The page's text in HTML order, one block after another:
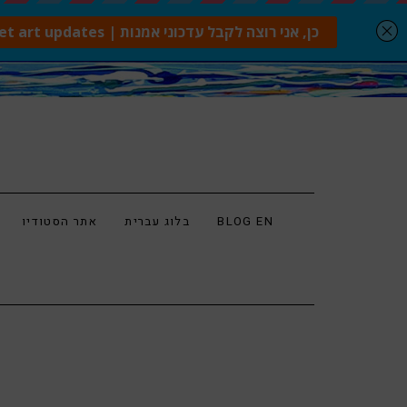
אתר הסטודיו בלוג עברית BLOG EN